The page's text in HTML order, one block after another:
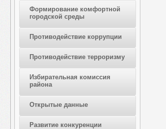
Формирование комфортной
городской среды
Противодействие коррупции
Противодействие терроризму
Избирательная комиссия
района
Открытые данные
Развитие конкуренции